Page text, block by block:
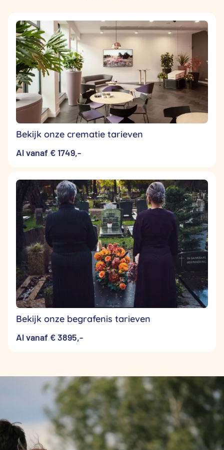
Bekijk onze crematie tarieven
Al vanaf € 1749,-
Bekijk onze begrafenis tarieven
Al vanaf € 3895,-